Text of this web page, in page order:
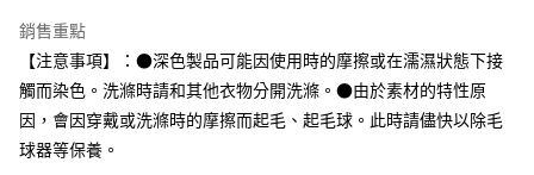
台新國際商業銀行
台灣樂天信用卡公司
運送方式
全家取貨付款
每筆NT$65，滿NT$1,000(含以上)免運費
付款後全家取貨
銷售重點
【注意事項】：●深色製品可能因使用時的摩擦或在濡濕狀態下接
觸而染色。洗滌時請和其他衣物分開洗滌。●由於素材的特性原
因，會因穿戴或洗滌時的摩擦而起毛、起毛球。此時請儘快以除毛
球器等保養。